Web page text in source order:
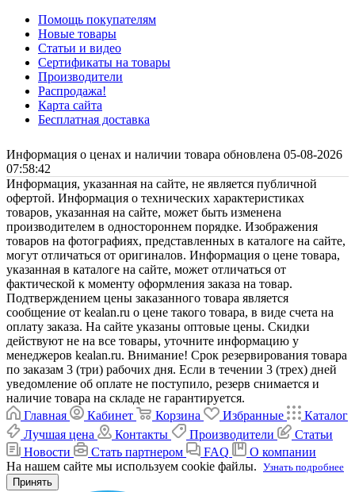
Помощь покупателям
Новые товары
Статьи и видео
Сертификаты на товары
Производители
Распродажа!
Карта сайта
Бесплатная доставка
Информация о ценах и наличии товара обновлена 05-08-2026
07:58:42
Информация, указанная на сайте, не является публичной
офертой. Информация о технических характеристиках
товаров, указанная на сайте, может быть изменена
производителем в одностороннем порядке. Изображения
товаров на фотографиях, представленных в каталоге на сайте,
могут отличаться от оригиналов. Информация о цене товара,
указанная в каталоге на сайте, может отличаться от
фактической к моменту оформления заказа на товар.
Подтверждением цены заказанного товара является
сообщение от kealan.ru о цене такого товара, в виде счета на
оплату заказа. На сайте указаны оптовые цены. Скидки
действуют не на все товары, уточните информацию у
менеджеров kealan.ru. Внимание! Срок резервирования товара
по заказам 3 (три) рабочих дня. Если в течении 3 (трех) дней
уведомление об оплате не поступило, резерв снимается и
наличие товара на складе не гарантируется.
Главная
Кабинет Корзина Избранные
Каталог
Лучшая цена
Контакты Производители
Статьи
Новости
Стать партнером FAQ
О компании
На нашем сайте мы используем cookie файлы. Узнать подробнее
Принять